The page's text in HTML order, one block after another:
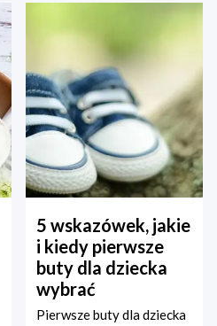
5 wskazówek, jakie
i kiedy pierwsze
buty dla dziecka
wybrać
Pierwsze buty dla dziecka